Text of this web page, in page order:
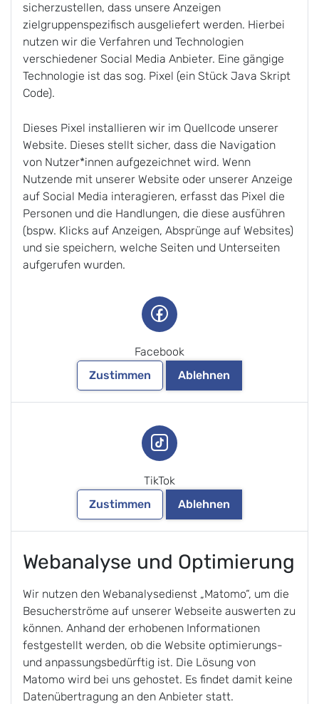
sicherzustellen, dass unsere Anzeigen
zielgruppenspezifisch ausgeliefert werden. Hierbei
nutzen wir die Verfahren und Technologien
verschiedener Social Media Anbieter. Eine gängige
Technologie ist das sog. Pixel (ein Stück Java Skript
Code).
Dieses Pixel installieren wir im Quellcode unserer
Website. Dieses stellt sicher, dass die Navigation
von Nutzer*innen aufgezeichnet wird. Wenn
Nutzende mit unserer Website oder unserer Anzeige
auf Social Media interagieren, erfasst das Pixel die
Personen und die Handlungen, die diese ausführen
(bspw. Klicks auf Anzeigen, Absprünge auf Websites)
und sie speichern, welche Seiten und Unterseiten
aufgerufen wurden.
Facebook
Zustimmen
Ablehnen
TikTok
Zustimmen
Ablehnen
Webanalyse und Optimierung
Wir nutzen den Webanalysedienst „Matomo“, um die
Besucherströme auf unserer Webseite auswerten zu
können. Anhand der erhobenen Informationen
festgestellt werden, ob die Website optimierungs-
und anpassungsbedürftig ist. Die Lösung von
Matomo wird bei uns gehostet. Es findet damit keine
Datenübertragung an den Anbieter statt.